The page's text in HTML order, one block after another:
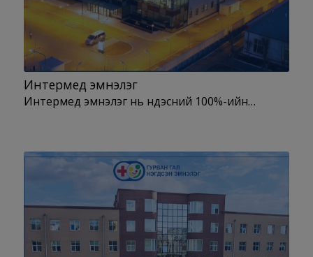
Интермед эмнэлэг
Интермед эмнэлэг нь үндэсний 100%-ийн…